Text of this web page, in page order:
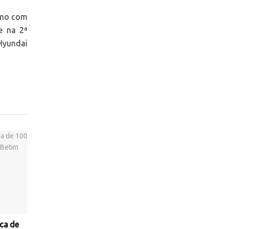
com
na 2ª
de